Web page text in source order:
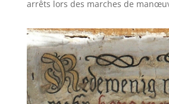
arrêts lors des marches de